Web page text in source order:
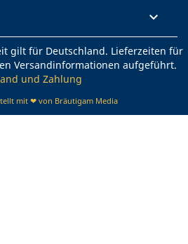

gilt für Deutschland. Lieferzeiten für
Versandinformationen aufgeführt.
und Zahlung
mit ❤ von Bräutigam Media